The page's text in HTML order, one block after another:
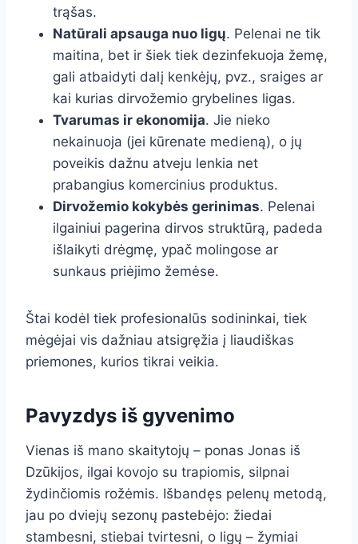
trąšas.
Natūrali apsauga nuo ligų. Pelenai ne tik
maitina, bet ir šiek tiek dezinfekuoja žemę,
gali atbaidyti dalį kenkėjų, pvz., sraiges ar
kai kurias dirvožemio grybelines ligas.
Tvarumas ir ekonomija. Jie nieko
nekainuoja (jei kūrenate medieną), o jų
poveikis dažnu atveju lenkia net
prabangius komercinius produktus.
Dirvožemio kokybės gerinimas. Pelenai
ilgainiui pagerina dirvos struktūrą, padeda
išlaikyti drėgmę, ypač molingose ar
sunkaus priėjimo žemėse.
Štai kodėl tiek profesionalūs sodininkai, tiek
mėgėjai vis dažniau atsigręžia į liaudiškas
priemones, kurios tikrai veikia.
Pavyzdys iš gyvenimo
Vienas iš mano skaitytojų – ponas Jonas iš
Dzūkijos, ilgai kovojo su trapiomis, silpnai
žydinčiomis rožėmis. Išbandęs pelenų metodą,
jau po dviejų sezonų pastebėjo: žiedai
stambesni, stiebai tvirtesni, o ligų – žymiai